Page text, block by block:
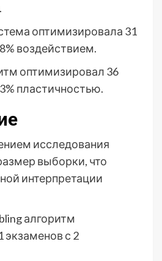
оптимизировала 31
воздействием.
оптимизировал 36
пластичностью.
исследования
выборки, что
интерпретации
алгоритм
экзаменов с 2